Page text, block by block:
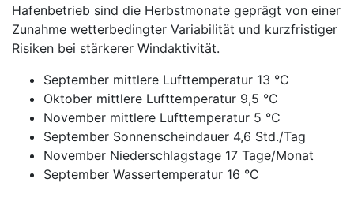
Hafenbetrieb sind die Herbstmonate geprägt von einer
Zunahme wetterbedingter Variabilität und kurzfristiger
Risiken bei stärkerer Windaktivität.
September mittlere Lufttemperatur 13 °C
Oktober mittlere Lufttemperatur 9,5 °C
November mittlere Lufttemperatur 5 °C
September Sonnenscheindauer 4,6 Std./Tag
November Niederschlagstage 17 Tage/Monat
September Wassertemperatur 16 °C